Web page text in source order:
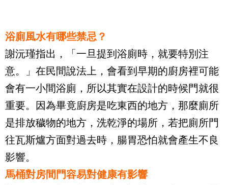
浴廁風水有哪些禁忌？
謝沅瑾指出，「一旦提到浴廁時，就要特別注
意。」在民間說法上，會看到早期的廚房裡可能
會有一小間浴廁，所以其實在設計的時候門就很
重要。因為畢竟廚房是吃東西的地方，那麼廁所
是排放穢物的地方，洗乾淨的場所，若把廁所門
往瓦斯爐方面對過去時，腸胃恐怕就會產生不良
影響。
馬桶對房間門容易對健康有影響